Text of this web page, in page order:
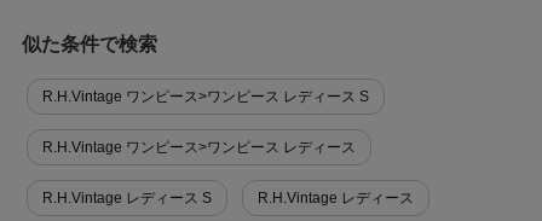
似た条件で検索
R.H.Vintage ワンピース>ワンピース レディース S
R.H.Vintage ワンピース>ワンピース レディース
R.H.Vintage レディース S R.H.Vintage レディース